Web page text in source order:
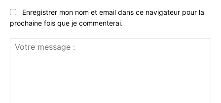
Enregistrer mon nom et email dans ce navigateur pour la
prochaine fois que je commenterai.